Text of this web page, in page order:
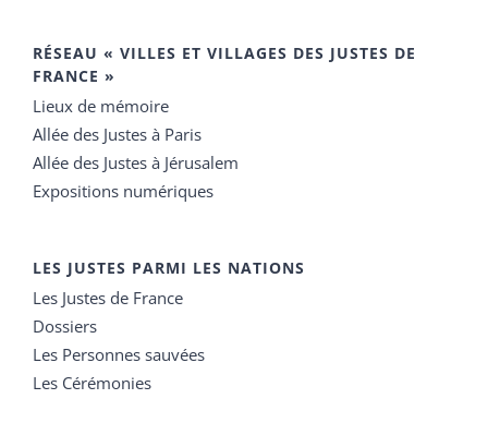
RÉSEAU « VILLES ET VILLAGES DES JUSTES DE
FRANCE »
Lieux de mémoire
Allée des Justes à Paris
Allée des Justes à Jérusalem
Expositions numériques
LES JUSTES PARMI LES NATIONS
Les Justes de France
Dossiers
Les Personnes sauvées
Les Cérémonies